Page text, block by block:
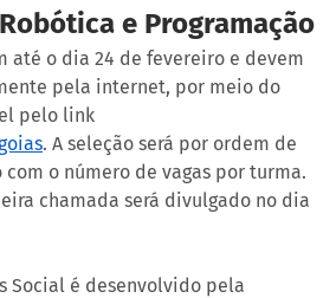
e Programação
até o dia 24 de fevereiro e devem
pela internet, por meio do
pelo link
. A seleção será por ordem de
o número de vagas por turma.
chamada será divulgado no dia
Social é desenvolvido pela